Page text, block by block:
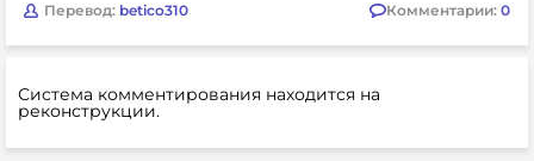
Перевод: betico310 Комментарии: 0
Система комментирования находится на
реконструкции.